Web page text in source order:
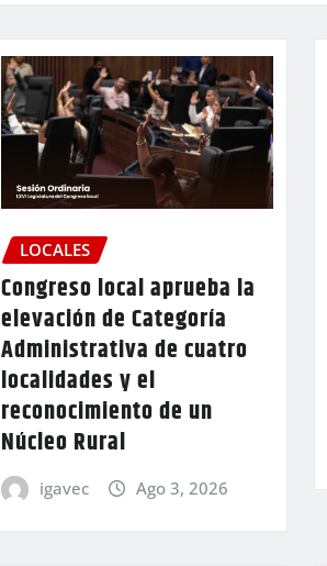
LOCALES
Congreso local aprueba la
elevación de Categoría
Administrativa de cuatro
localidades y el
reconocimiento de un
Núcleo Rural
igavec Ago 3, 2026